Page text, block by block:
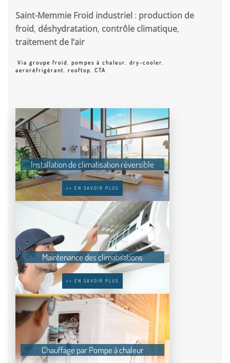
Saint-Memmie Froid industriel : production de
froid, déshydratation, contrôle climatique,
traitement de l’air
Via groupe froid, pompes à chaleur, dry-cooler,
aeroréfrigérant, rooftop, CTA
Installation de climatisation réversible
>> EN SAVOIR PLUS
Maintenance des climatisations
>> EN SAVOIR PLUS
Chauffage par Pompe à chaleur